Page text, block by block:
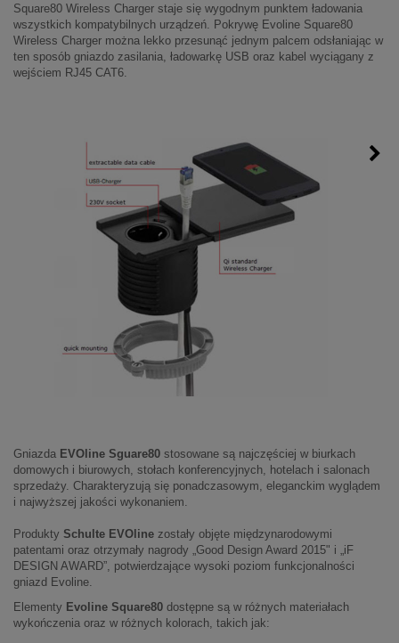
Square80 Wireless Charger staje się wygodnym punktem ładowania
wszystkich kompatybilnych urządzeń. Pokrywę Evoline Square80
Wireless Charger można lekko przesunąć jednym palcem odsłaniając w
ten sposób gniazdo zasilania, ładowarkę USB oraz kabel wyciągany z
wejściem RJ45 CAT6.
Gniazda EVOline Sguare80 stosowane są najczęściej w biurkach
domowych i biurowych, stołach konferencyjnych, hotelach i salonach
sprzedaży. Charakteryzują się ponadczasowym, eleganckim wyglądem
i najwyższej jakości wykonaniem.
Produkty Schulte EVOline zostały objęte międzynarodowymi
patentami oraz otrzymały nagrody „Good Design Award 2015" i „iF
DESIGN AWARD”, potwierdzające wysoki poziom funkcjonalności
gniazd Evoline.
Elementy Evoline Square80 dostępne są w różnych materiałach
wykończenia oraz w różnych kolorach, takich jak: